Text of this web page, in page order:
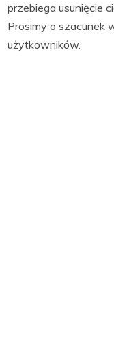
przebiega usunięcie
Prosimy o szacunek
użytkowników.